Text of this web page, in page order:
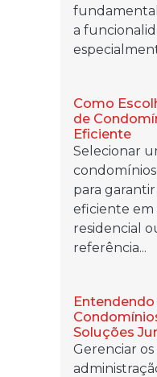
a
Como
de
Eficiente
Selecionar
para
eficiente
residencial
referência...
Soluções
Gerenciar